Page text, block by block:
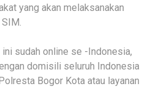
yang akan melaksanakan
ini sudah online se -Indonesia,
domisili seluruh Indonesia
Bogor Kota atau layanan